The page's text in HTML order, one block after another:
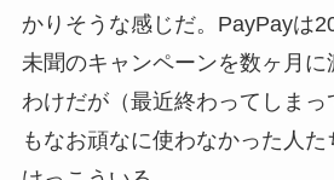
かりそうな感じだ。PayPayは
未聞のキャンペーンを数ヶ月に
わけだが（最近終わってしま
もなお頑なに使わなかった人た